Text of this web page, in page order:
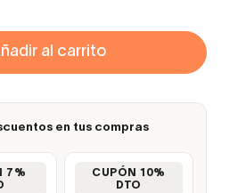
al carrito
en tus compras
7%
CUPÓN 10%
DTO